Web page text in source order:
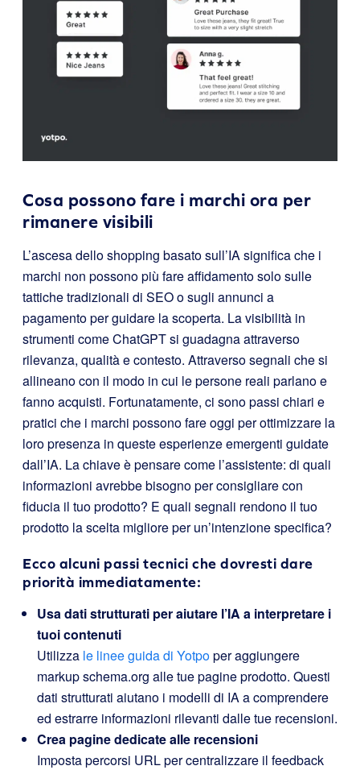
Cosa possono fare i marchi ora per
rimanere visibili
L’ascesa dello shopping basato sull’IA significa che i
marchi non possono più fare affidamento solo sulle
tattiche tradizionali di SEO o sugli annunci a
pagamento per guidare la scoperta. La visibilità in
strumenti come ChatGPT si guadagna attraverso
rilevanza, qualità e contesto. Attraverso segnali che si
allineano con il modo in cui le persone reali parlano e
fanno acquisti. Fortunatamente, ci sono passi chiari e
pratici che i marchi possono fare oggi per ottimizzare la
loro presenza in queste esperienze emergenti guidate
dall’IA. La chiave è pensare come l’assistente: di quali
informazioni avrebbe bisogno per consigliare con
fiducia il tuo prodotto? E quali segnali rendono il tuo
prodotto la scelta migliore per un’intenzione specifica?
Ecco alcuni passi tecnici che dovresti dare
priorità immediatamente:
Usa dati strutturati per aiutare l’IA a interpretare i
tuoi contenuti
Utilizza le linee guida di Yotpoper aggiungere
markup schema.org alle tue pagine prodotto. Questi
dati strutturati aiutano i modelli di IA a comprendere
ed estrarre informazioni rilevanti dalle tue recensioni.
Crea pagine dedicate alle recensioni
Imposta percorsi URL per centralizzare il feedback